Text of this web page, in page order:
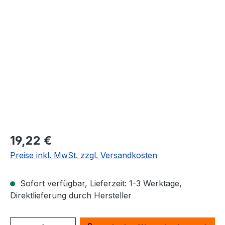
19,22 €
Preise inkl. MwSt. zzgl. Versandkosten
Sofort verfügbar, Lieferzeit: 1-3 Werktage,
Direktlieferung durch Hersteller